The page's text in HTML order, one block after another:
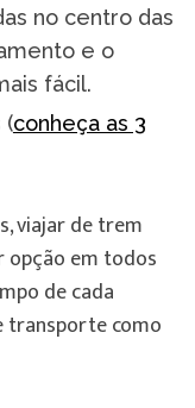
no centro das
e o
fácil.
(conheça as 3
viajar de trem
opção em todos
de cada
transporte como